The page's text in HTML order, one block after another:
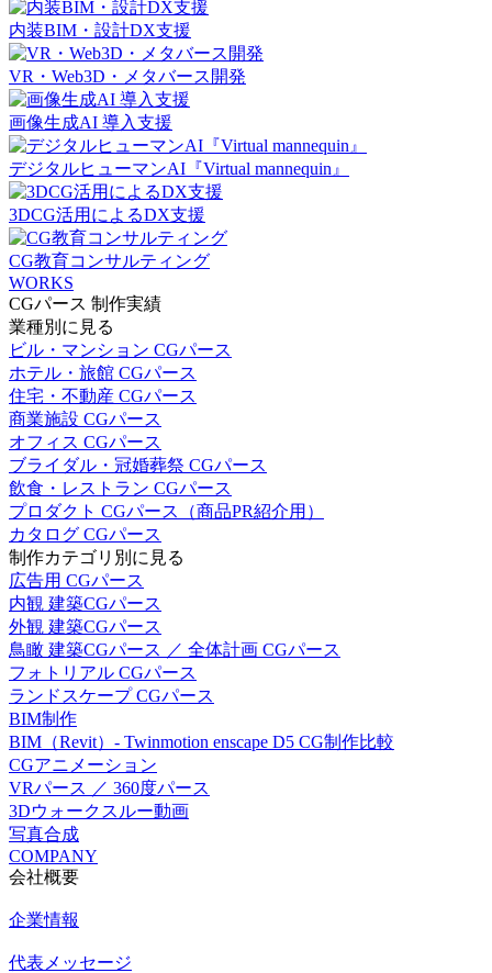
内装BIM・設計DX支援
VR・Web3D・メタバース開発
画像生成AI 導入支援
デジタルヒューマンAI『Virtual mannequin』
3DCG活用によるDX支援
CG教育コンサルティング
WORKS
CGパース 制作実績
業種別に見る
ビル・マンション CGパース
ホテル・旅館 CGパース
住宅・不動産 CGパース
商業施設 CGパース
オフィス CGパース
ブライダル・冠婚葬祭 CGパース
飲食・レストラン CGパース
プロダクト CGパース（商品PR紹介用）
カタログ CGパース
制作カテゴリ別に見る
広告用 CGパース
内観 建築CGパース
外観 建築CGパース
鳥瞰 建築CGパース ／ 全体計画 CGパース
フォトリアル CGパース
ランドスケープ CGパース
BIM制作
BIM（Revit）- Twinmotion enscape D5 CG制作比較
CGアニメーション
VRパース ／ 360度パース
3Dウォークスルー動画
写真合成
COMPANY
会社概要
企業情報
代表メッセージ